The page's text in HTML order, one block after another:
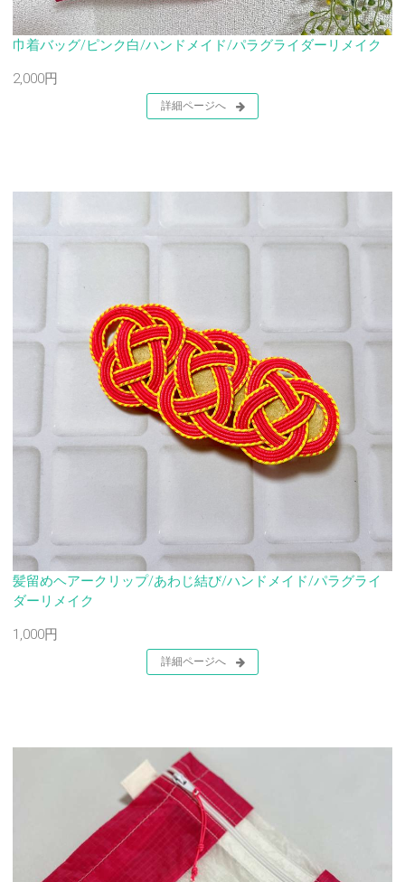
巾着バッグ/ピンク白/ハンドメイド/パラグライダーリメイク
2,000円
詳細ページへ
髪留めヘアークリップ/あわじ結び/ハンドメイド/パラグライ
ダーリメイク
1,000円
詳細ページへ